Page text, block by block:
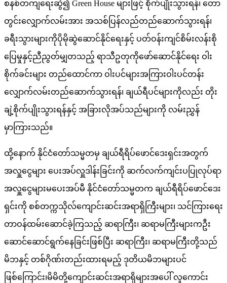
စနစ်တကျရေးဆွဲ၍ Green House များဖြင့် စိုက်ပျိုးသွားရန်၊ တော
တွင်းလျှောက်လမ်းအား အသစ်ပြန်လည်တည်ဆောက်သွားရန်၊
ခရီးသွားများကိုပိုမိုဆွဲဆောင်နိုင်ရေးနှင့် ပတ်ဝန်းကျင်စိမ်းလန်းစို
ပြေမှုနှင့်ညီညွတ်မျှတသည့် ရာသီဥတုကိုဖော်ဆောင်နိုင်ရေး ဝါး
စိုက်ခင်းများ တည်ထောင်ကာ ဝါးပင်များအကြားဝါးပင်တန်း
လျှောက်လမ်းတည်ဆောက်သွားရန်၊ ချယ်ရီပင်များကိုလည်း တိုး
ချဲ့စိုက်ပျိုးသွားရန်နှင့် အခြားလိုအပ်သည်များကို လမ်းညွှန်
မှာကြားသည်။
ထို့နောက် နိုင်ငံတော်သမ္မတမှ ချယ်ရီရိပ်ဖောင်ဒေးရှင်းအတွက်
အလှူငွေများ ပေးအပ်လှူဒါန်းခြင်းကို ဆက်လက်ကျင်းပပြုလုပ်ရာ
အလှူငွေများမပေးအပ်မီ နိုင်ငံတော်သမ္မတက ချယ်ရီရိပ်ဖောင်ဒေး
ရှင်းကို စစ်တက္ကသိုလ်ကျောင်းဆင်းအရာရှိကြီးများ၊ သင်ကြားရေး
တာဝန်ထမ်းဆောင်ခဲ့ကြသည့် ဆရာကြီး၊ ဆရာမကြီးများကဦး
ဆောင်ဆောင်ရွက်နေခြင်းဖြစ်ပြီး ဆရာကြီး၊ ဆရာမကြီးတို့သည်
မိဘနှင့် တစ်ဂိုဏ်းတည်းထားရမည့် ဒုတိယမိဘများပင်
ဖြစ်ကြောင်း၊မိမိတို့ကျောင်းဆင်းအရာရှိများအပေါ် လူကောင်း